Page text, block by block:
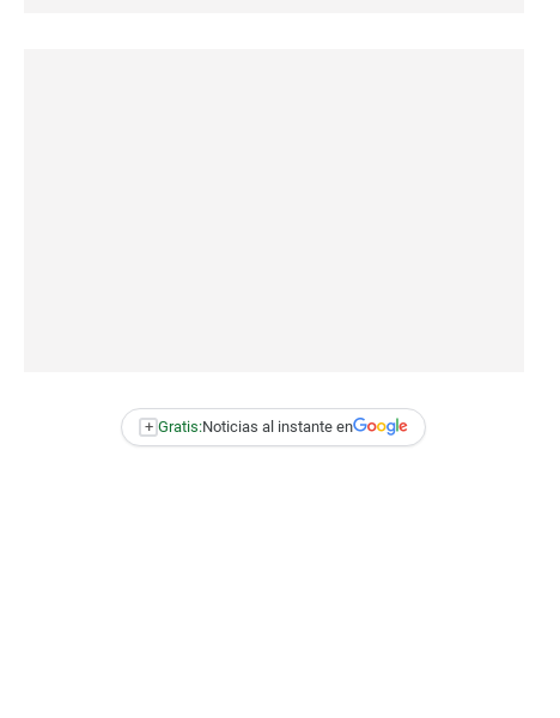
+ Gratis:Noticias al instante en